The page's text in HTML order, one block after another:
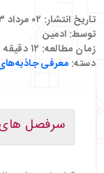
تاریخ انتشار: ۰۲ مرداد ۱۴۰۳
توسط: ادمین
زمان مطالعه: ۱۲ دقیقه
دسته: معرفی
سرفصل های
・کولوسئوم